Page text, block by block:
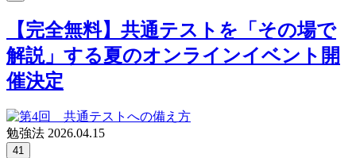
【完全無料】共通テストを「その場で
解説」する夏のオンラインイベント開
催決定
勉強法 2026.04.15
41